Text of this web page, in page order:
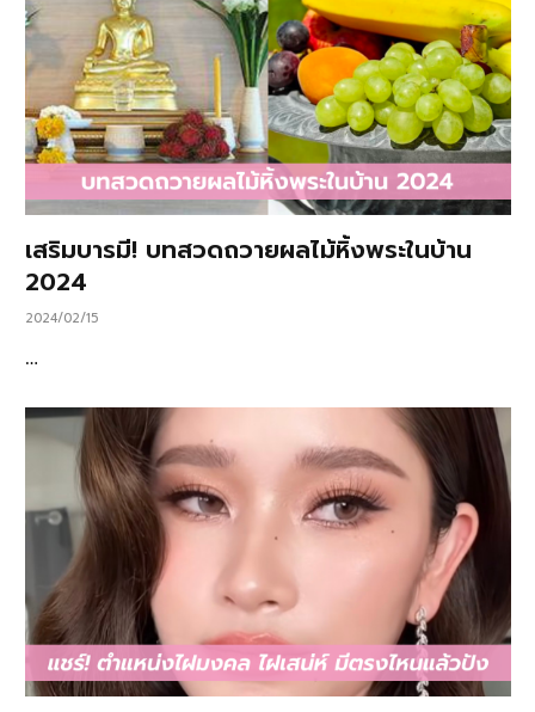
เสริมบารมี! บทสวดถวายผลไม้หิ้งพระในบ้าน
2024
2024/02/15
…